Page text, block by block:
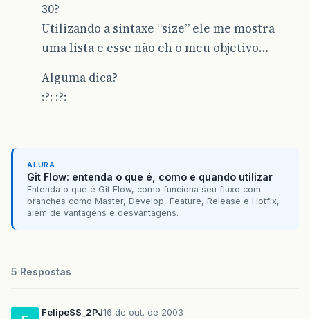
30?
Utilizando a sintaxe “size” ele me mostra
uma lista e esse não eh o meu objetivo…
Alguma dica?
:?: :?:
ALURA
Git Flow: entenda o que é, como e quando utilizar
Entenda o que é Git Flow, como funciona seu fluxo com
branches como Master, Develop, Feature, Release e Hotfix,
além de vantagens e desvantagens.
5 Respostas
FelipeSS_2PJ16 de out. de 2003